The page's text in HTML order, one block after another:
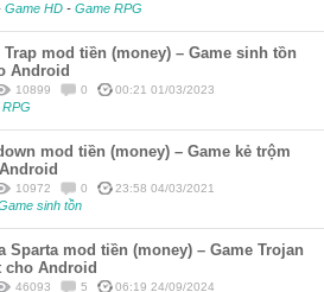
Game HD - Game RPG
mod tiền (money) – Game sinh tồn
Android
10899 0 00:21 01/03/2023
mod tiền (money) – Game kẻ trộm
10972 0 23:58 04/03/2021
sinh tồn
Sparta mod tiền (money) – Game Trojan
cho Android
46093 5 06:19 24/09/2024